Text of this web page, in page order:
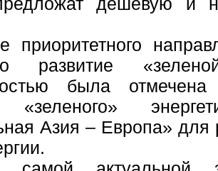
приоритетного
развитие
была
«зеленого»
Азия – Европа» для